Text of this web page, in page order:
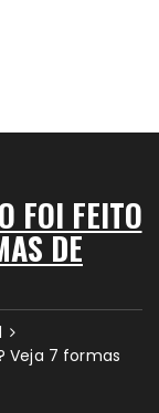
FOI FEITO
DE
Veja 7 formas